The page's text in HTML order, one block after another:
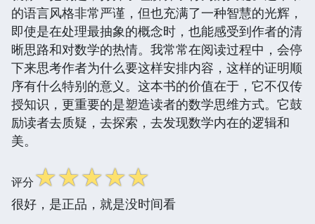
的语言风格非常严谨，但也充满了一种智慧的光辉，
即使是在处理最抽象的概念时，也能感受到作者的清
晰思路和对数学的热情。我常常在阅读过程中，会停
下来思考作者为什么要这样安排内容，这样的证明顺
序有什么特别的意义。这本书的价值在于，它不仅传
授知识，更重要的是塑造读者的数学思维方式。它鼓
励读者去质疑，去探索，去发现数学内在的逻辑和
美。
评分☆☆☆☆☆
很好，是正品，就是没时间看